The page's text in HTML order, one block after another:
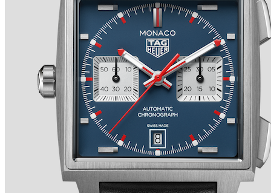
TRADITION SECONDE RÉTROGRADE 7037 de